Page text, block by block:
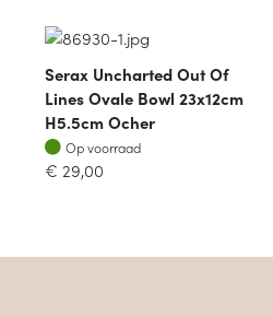
Serax Uncharted Out Of
Lines Ovale Bowl 23x12cm
H5.5cm Ocher
Op voorraad
Op voorraad
€ 29,00